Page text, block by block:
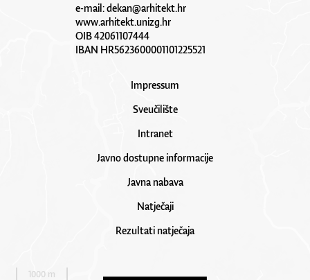
e-mail:dekan@arhitekt.hr
www.arhitekt.unizg.hr
OIB 42061107444
IBAN HR5623600001101225521
Impressum
Sveučilište
Intranet
Javno dostupne informacije
Javna nabava
Natječaji
Rezultati natječaja
1000 m